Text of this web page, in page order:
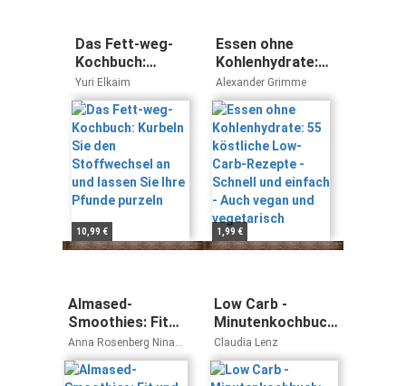
Das Fett-weg-
Kochbuch:
Kurbeln Sie den
Stoffwechsel an
und lassen Sie
Ihre Pfunde
purzeln
Yuri Elkaim
10,99 €
Essen ohne
Kohlenhydrate:
55 köstliche
Low-Carb-
Rezepte -
Schnell und
einfach - Auch
vegan und
vegetarisch
Alexander Grimme
1,99 €
Almased-
Smoothies: Fit
und schlank mit
Powerdrinks (GU
Diät&Gesundheit)
Anna Rosenberg Nina
Schuhmacher
Low Carb -
Minutenkochbuch:
100 Rezepte von 5
bis 60 Minuten
Claudia Lenz